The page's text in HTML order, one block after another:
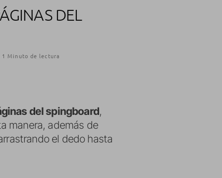
DEL
1 Minuto de lectura
del spingboard,
manera, además de
el dedo hasta